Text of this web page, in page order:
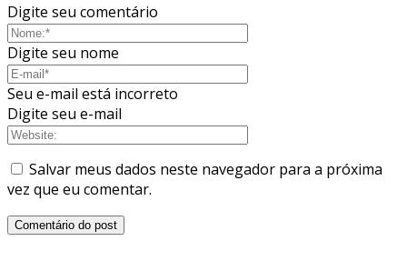
Digite seu comentário
Digite seu nome
Seu e-mail está incorreto
Digite seu e-mail
Salvar meus dados neste navegador para a próxima
vez que eu comentar.